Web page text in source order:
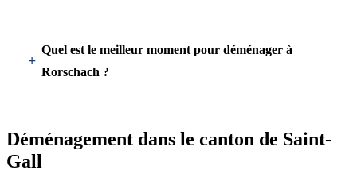
Quel est le meilleur moment pour déménager à
Rorschach ?
Déménagement dans le canton de Saint-
Gall